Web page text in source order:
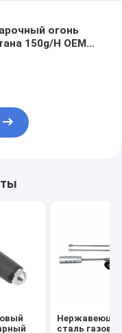
огонь
150g/H OEM
сталь